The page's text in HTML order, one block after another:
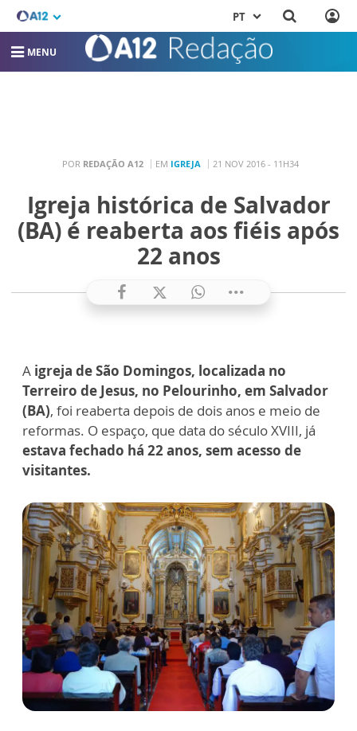
PT
MENU
POR REDAÇÃO A12 EM IGREJA 21 NOV 2016 - 11H34
Igreja histórica de Salvador
(BA) é reaberta aos fiéis após
22 anos
A igreja de São Domingos, localizada no
Terreiro de Jesus, no Pelourinho, em Salvador
(BA), foi reaberta depois de dois anos e meio de
reformas. O espaço, que data do século XVIII, já
estava fechado há 22 anos, sem acesso de
visitantes.